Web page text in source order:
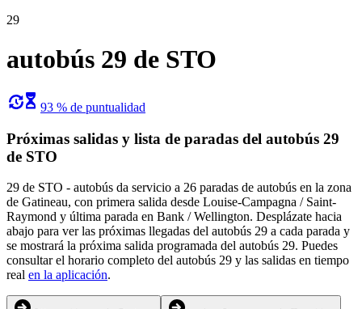
29
autobús 29 de STO
93 % de puntualidad
Próximas salidas y lista de paradas del autobús 29
de STO
29 de STO - autobús da servicio a 26 paradas de autobús en la zona
de Gatineau, con primera salida desde Louise-Campagna / Saint-
Raymond y última parada en Bank / Wellington. Desplázate hacia
abajo para ver las próximas llegadas del autobús 29 a cada parada y
se mostrará la próxima salida programada del autobús 29. Puedes
consultar el horario completo del autobús 29 y las salidas en tiempo
real en la aplicación.